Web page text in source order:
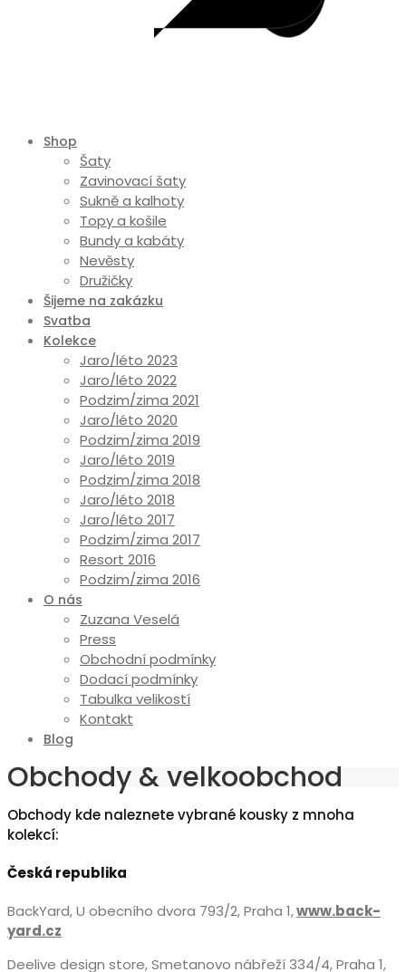
Shop
Šaty
Zavinovací šaty
Sukně a kalhoty
Topy a košile
Bundy a kabáty
Nevěsty
Družičky
Šijeme na zakázku
Svatba
Kolekce
Jaro/léto 2023
Jaro/léto 2022
Podzim/zima 2021
Jaro/léto 2020
Podzim/zima 2019
Jaro/léto 2019
Podzim/zima 2018
Jaro/léto 2018
Jaro/léto 2017
Podzim/zima 2017
Resort 2016
Podzim/zima 2016
O nás
Zuzana Veselá
Press
Obchodní podmínky
Dodací podmínky
Tabulka velikostí
Kontakt
Blog
Obchody & velkoobchod
Obchody kde naleznete vybrané kousky z mnoha
kolekcí:
Česká republika
BackYard, U obecního dvora 793/2, Praha 1,www.back-
yard.cz
Deelive design store, Smetanovo nábřeží 334/4, Praha 1,